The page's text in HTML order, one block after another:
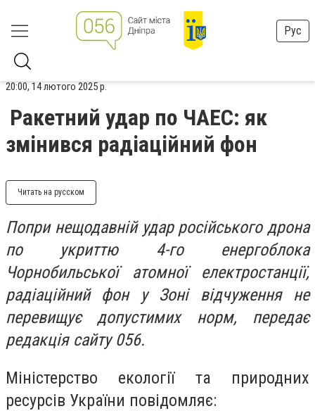
Рус
20:00, 14 лютого 2025 р.
Ракетний удар по ЧАЕС: як
змінився радіаційний фон
Читать на русском
Попри нещодавній удар російського дрона
по укриттю 4-го енергоблока
Чорнобильської атомної електростанції,
радіаційний фон у Зоні відчуження не
перевищує допустимих норм, передає
редакція сайту 056.
Міністерство екології та природних
ресурсів України повідомляє: